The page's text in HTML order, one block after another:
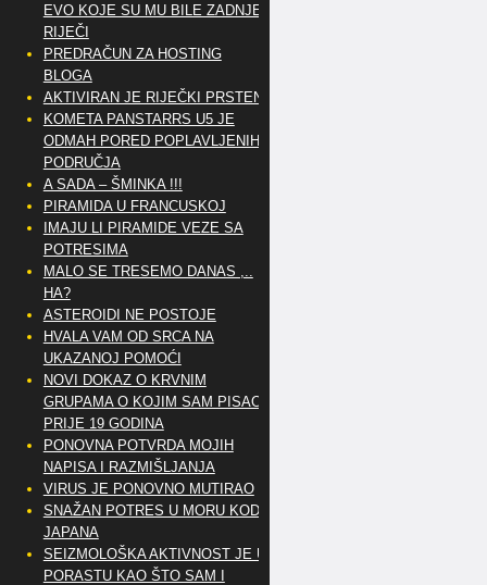
EVO KOJE SU MU BILE ZADNJE
RIJEČI
PREDRAČUN ZA HOSTING
BLOGA
AKTIVIRAN JE RIJEČKI PRSTEN
KOMETA PANSTARRS U5 JE
ODMAH PORED POPLAVLJENIH
PODRUČJA
A SADA – ŠMINKA !!!
PIRAMIDA U FRANCUSKOJ
IMAJU LI PIRAMIDE VEZE SA
POTRESIMA
MALO SE TRESEMO DANAS ,..
HA?
ASTEROIDI NE POSTOJE
HVALA VAM OD SRCA NA
UKAZANOJ POMOĆI
NOVI DOKAZ O KRVNIM
GRUPAMA O KOJIM SAM PISAO
PRIJE 19 GODINA
PONOVNA POTVRDA MOJIH
NAPISA I RAZMIŠLJANJA
VIRUS JE PONOVNO MUTIRAO
SNAŽAN POTRES U MORU KOD
JAPANA
SEIZMOLOŠKA AKTIVNOST JE U
PORASTU KAO ŠTO SAM I